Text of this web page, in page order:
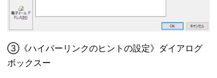
③《ハイパーリンクのヒントの設定》ダイアログ
ボックスー